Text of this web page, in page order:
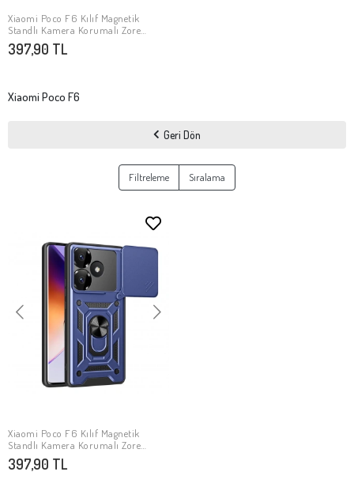
SEPETE EKLE
Xiaomi Poco F6 Kılıf Magnetik
Standlı Kamera Korumalı Zore
Sürgülü Vega Kapak
397,90 TL
Xiaomi Poco F6
Geri Dön
Filtreleme Sıralama
SEPETE EKLE
Xiaomi Poco F6 Kılıf Magnetik
Standlı Kamera Korumalı Zore
Sürgülü Vega Kapak
397,90 TL